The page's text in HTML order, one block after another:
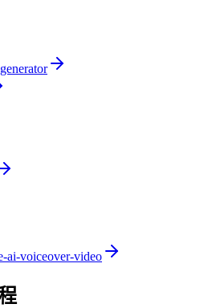
ai-voiceover-video